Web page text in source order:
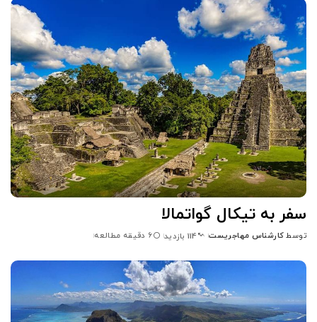
سفر به تیکال گواتمالا
توسط کارشناس مهاجریست 114 بازدید 6 دقیقه مطالعه